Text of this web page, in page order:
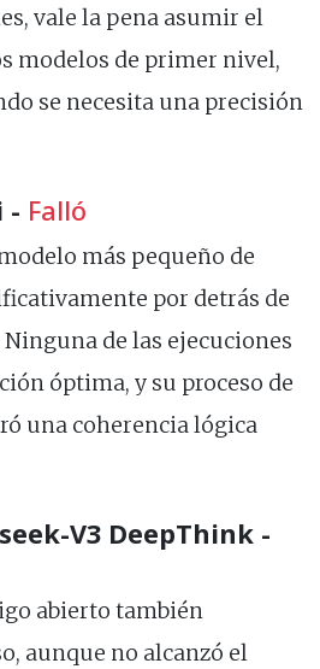
vale la pena asumir el
modelos de primer nivel,
se necesita una precisión
- Falló
más pequeño de
por detrás de
de las ejecuciones
óptima, y su proceso de
una coherencia lógica
V3 DeepThink -
abierto también
aunque no alcanzó el